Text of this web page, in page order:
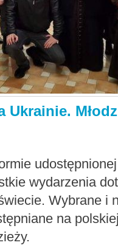
Ukrainie.
wydarzenia
Wybrane i
na